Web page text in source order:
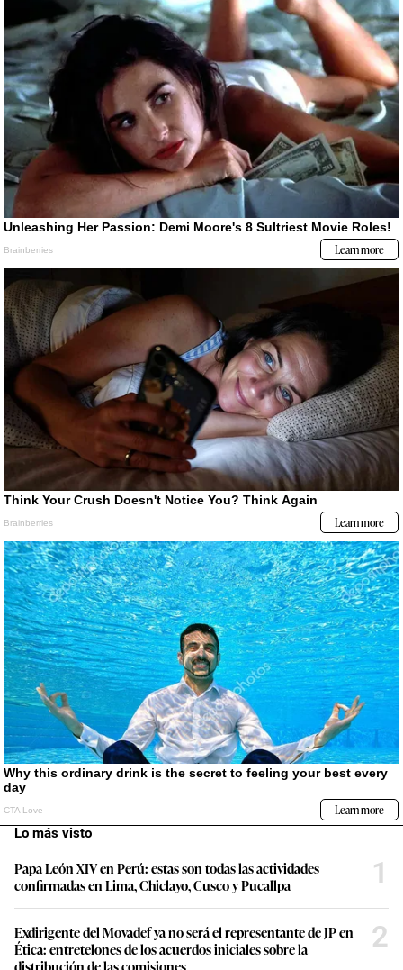
Lo más visto
Papa León XIV en Perú: estas son todas las actividades
confirmadas en Lima, Chiclayo, Cusco y Pucallpa
1
Exdirigente del Movadef ya no será el representante de JP en
Ética: entretelones de los acuerdos iniciales sobre la
distribución de las comisiones
2